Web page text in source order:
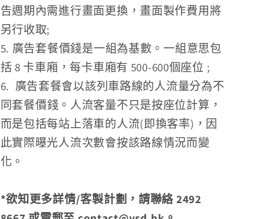
告週期內需進行畫面更換，畫面製作費用將
另行收取;
5. 廣告套餐價錢是一組為基數。一組意思包
括 8 卡車廂，每卡車廂有 500-600個座位 ;
6. 廣告套餐會以該列車路線的人流量分為不
同套餐價錢。 人流客量不只是按座位計算，
而是包括每站上落車的人流(即換客率)，因
此實際曝光人流次數會按該路線情況而變
化。
*欲知更多詳情/客製計劃，請聯絡 2492